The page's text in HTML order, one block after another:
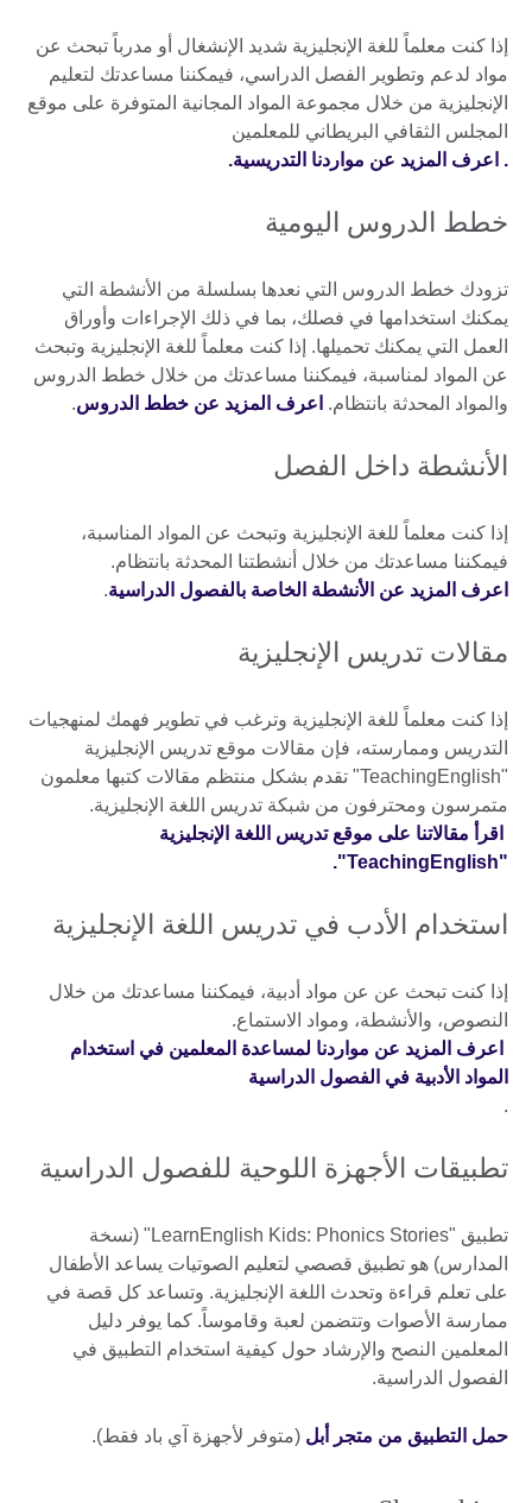
إذا كنت معلماً للغة الإنجليزية شديد الإنشغال أو مدرباً تبحث عن
مواد لدعم وتطوير الفصل الدراسي، فيمكننا مساعدتك لتعليم
الإنجليزية من خلال مجموعة المواد المجانية المتوفرة على موقع
المجلس الثقافي البريطاني للمعلمين
. اعرف المزيد عن مواردنا التدريسية.
خطط الدروس اليومية
تزودك خطط الدروس التي نعدها بسلسلة من الأنشطة التي
يمكنك استخدامها في فصلك، بما في ذلك الإجراءات وأوراق
العمل التي يمكنك تحميلها. إذا كنت معلماً للغة الإنجليزية وتبحث
عن المواد لمناسبة، فيمكننا مساعدتك من خلال خطط الدروس
والمواد المحدثة بانتظام. اعرف المزيد عن خطط الدروس.
الأنشطة داخل الفصل
إذا كنت معلماً للغة الإنجليزية وتبحث عن المواد المناسبة،
فيمكننا مساعدتك من خلال أنشطتنا المحدثة بانتظام.
اعرف المزيد عن الأنشطة الخاصة بالفصول الدراسية.
مقالات تدريس الإنجليزية
إذا كنت معلماً للغة الإنجليزية وترغب في تطوير فهمك لمنهجيات
التدريس وممارسته، فإن مقالات موقع تدريس الإنجليزية
"TeachingEnglish" تقدم بشكل منتظم مقالات كتبها معلمون
متمرسون ومحترفون من شبكة تدريس اللغة الإنجليزية.
اقرأ مقالاتنا على موقع تدريس اللغة الإنجليزية
"TeachingEnglish".
استخدام الأدب في تدريس اللغة الإنجليزية
إذا كنت تبحث عن عن مواد أدبية، فيمكننا مساعدتك من خلال
النصوص، والأنشطة، ومواد الاستماع.
اعرف المزيد عن مواردنا لمساعدة المعلمين في استخدام
المواد الأدبية في الفصول الدراسية
.
تطبيقات الأجهزة اللوحية للفصول الدراسية
تطبيق "LearnEnglish Kids: Phonics Stories" (نسخة
المدارس) هو تطبيق قصصي لتعليم الصوتيات يساعد الأطفال
على تعلم قراءة وتحدث اللغة الإنجليزية. وتساعد كل قصة في
ممارسة الأصوات وتتضمن لعبة وقاموساً. كما يوفر دليل
المعلمين النصح والإرشاد حول كيفية استخدام التطبيق في
الفصول الدراسية.
حمل التطبيق من متجر أبل (متوفر لأجهزة آي باد فقط).